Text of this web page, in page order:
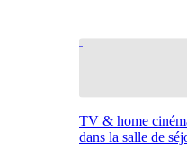
TV & home
dans la salle de